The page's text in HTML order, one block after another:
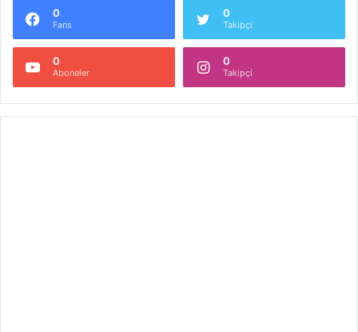
0
Fans
0
Takipçi
0
Aboneler
0
Takipçi